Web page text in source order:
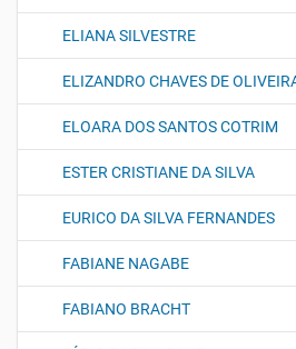
ELIANA SILVESTRE
ELIZANDRO CHAVES DE
ELOARA DOS SANTOS COTRIM
ESTER CRISTIANE DA SILVA
EURICO DA SILVA FERNANDES
FABIANE NAGABE
FABIANO BRACHT